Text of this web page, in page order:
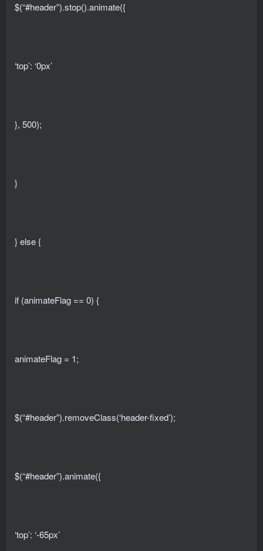
$(“#header”).stop().animate({
‘top’: ‘0px’
}, 500);
}
} else {
if (animateFlag == 0) {
animateFlag = 1;
$(“#header”).removeClass(‘header-fixed’);
$(“#header”).animate({
‘top’: ‘-65px’